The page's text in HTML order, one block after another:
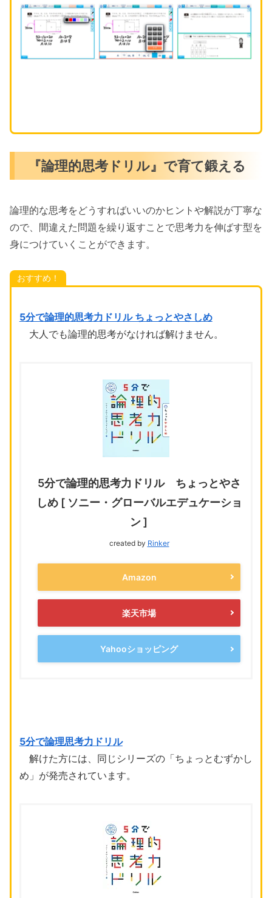
『論理的思考ドリル』で育て鍛える
論理的な思考をどうすればいいのかヒントや解説が丁寧な
ので、間違えた問題を繰り返すことで思考力を伸ばす型を
身につけていくことができます。
おすすめ！
5分で論理的思考力ドリル ちょっとやさしめ
大人でも論理的思考がなければ解けません。
5分で論理的思考力ドリル ちょっとやさ
しめ [ ソニー・グローバルエデュケーショ
ン ]
created by Rinker
Amazon
楽天市場
Yahooショッピング
5分で論理思考力ドリル
解けた方には、同じシリーズの「ちょっとむずかし
め」が発売されています。